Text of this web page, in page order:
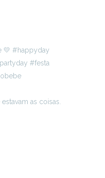
as coisas.